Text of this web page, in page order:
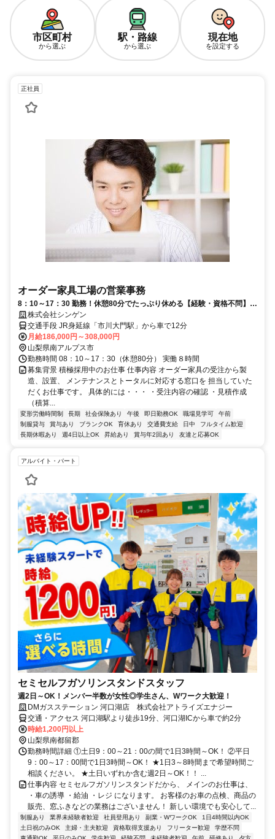
市区町村
から選ぶ
駅・路線
から選ぶ
現在地
を設定する
正社員
オーダー家具工場の営業事務
8：10～17：30 勤務！休憩80分でたっぷり休める【経験・資格不問】ゼ
ロからでも安心してスタートできる環境です！20代、30代、40代のスタ
ッフが活躍中です！
株式会社シンゲン
交通手段 JR身延線「市川大門駅」から車で12分
月給186,000円～308,000円
山梨県南アルプス市
勤務時間 08：10～17：30（休憩80分） 実働８時間
募集背景 積極採用中のお仕事 仕事内容 オーダー家具の受注から製
造、設置、 メンテナンスとトータルに対応する窓口を 担当していた
だくお仕事です。 具体的には・・・ ・受注内容の確認 ・見積作成
（積算...
変形労働時間制 長期 社会保険あり 午後 即日勤務OK 職場見学可
午前
制服貸与
賞与あり ブランクOK 育休あり 交通費支給 日中
フルタイム歓迎
長期休暇あり
週4日以上OK 昇給あり 賞与年2回あり 友達と応募OK
アルバイト・パート
セミセルフガソリンスタンドスタッフ
週2日～OK！メンバー半数が女性◎学生さん、Wワーク大歓迎！
DMガスステーション 河口湖店 株式会社アトライズエナジー
交通・アクセス 河口湖駅より徒歩19分、河口湖ICから車で約2分
時給1,200円以上
山梨県南都留郡
勤務時間詳細 ①土日9：00～21：00の間で1日3時間～OK！ ②平日
9：00～17：00間で1日3時間～OK！ ★1日3～8時間まで希望時間ご
相談ください。 ★土日いずれか含む週2日～OK！！ ...
仕事内容 セミセルフガソリンスタンドだから、 メインのお仕事は、
・車の誘導 ・給油 ・レジ になります。 お客様のお車の点検、商品の
販売、窓ふきなどの業務はございません！ 新しい環境でも安心して...
制服あり 業界未経験者歓迎 社員登用あり 副業・WワークOK
1日4時間以内OK
土日祝のみOK
主婦・主夫歓迎 資格取得支援あり フリーター歓迎
学歴不問